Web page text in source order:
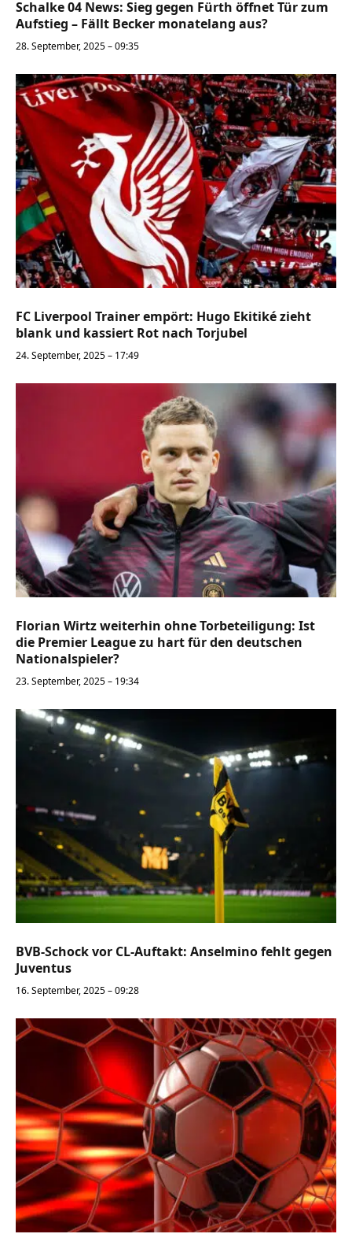
Schalke 04 News: Sieg gegen Fürth öffnet Tür zum
Aufstieg – Fällt Becker monatelang aus?
28. September, 2025 – 09:35
FC Liverpool Trainer empört: Hugo Ekitiké zieht
blank und kassiert Rot nach Torjubel
24. September, 2025 – 17:49
Florian Wirtz weiterhin ohne Torbeteiligung: Ist
die Premier League zu hart für den deutschen
Nationalspieler?
23. September, 2025 – 19:34
BVB-Schock vor CL-Auftakt: Anselmino fehlt gegen
Juventus
16. September, 2025 – 09:28